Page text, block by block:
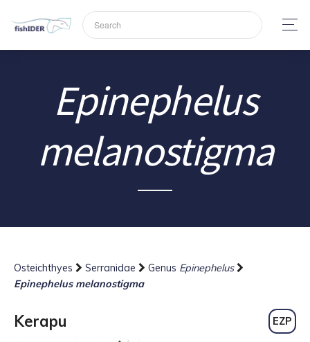
Epinephelus
melanostigma
Osteichthyes Serranidae Genus Epinephelus
Epinephelus melanostigma
Kerapu EZP